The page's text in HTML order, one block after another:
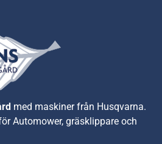
med maskiner från Husqvarna.
Automower, gräsklippare och